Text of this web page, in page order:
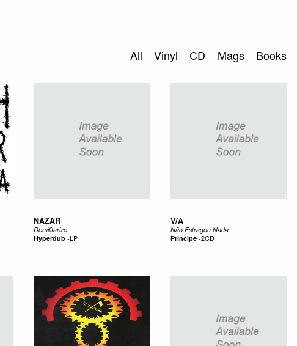
SEARCH
All Vinyl CD Mags Books
NAZAR
Demilitarize
Hyperdub-LP
V/A
Não Estragou Nada
Principe-2CD